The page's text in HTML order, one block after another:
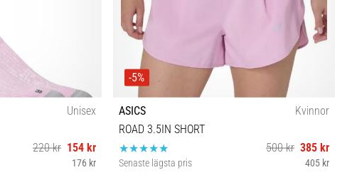
Unisex
220 kr 154 kr
176 kr
-5%
ASICS
Kvinnor
ROAD 3.5IN SHORT
500 kr 385 kr
Senaste lägsta pris 405 kr